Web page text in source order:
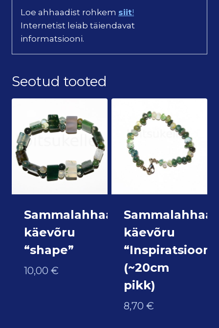
Loe ahhaadist rohkem siit!
Internetist leiab täiendavat
informatsiooni.
Seotud tooted
Sammalahhaat
käevõru
“shape”
10,00 €
Sammalahhaat
käevõru
“Inspiratsioon”
(~20cm
pikk)
8,70 €